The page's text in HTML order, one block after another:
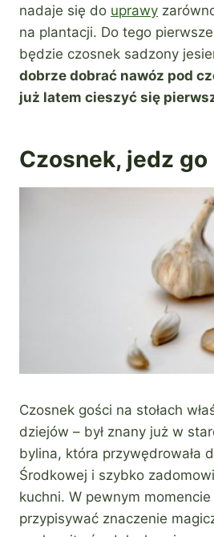
nadaje się do uprawy
na plantacji. Do tego
będzie czosnek sadzony
dobrze dobrać nawóz pod
już latem cieszyć się
Czosnek, jedz
Czosnek gości na stołach
dziejów – był znany już w
bylina, która przywędrowała
Środkowej i szybko
kuchni. W pewnym
przypisywać znaczenie